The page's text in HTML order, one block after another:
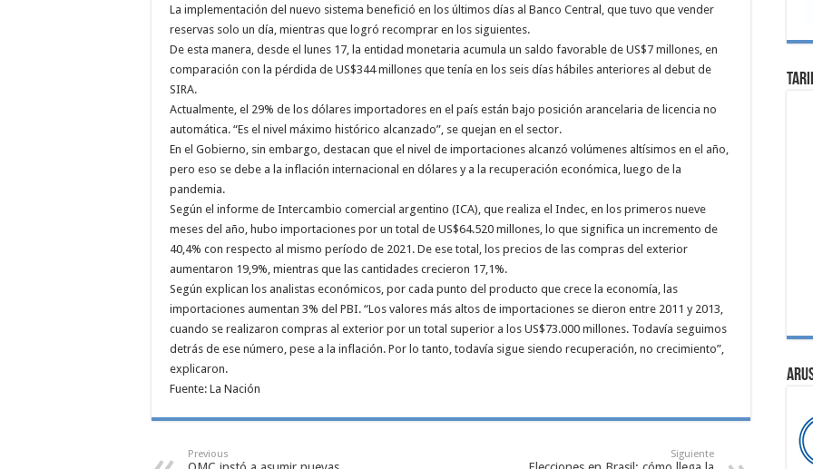
La implementación del nuevo sistema benefició en los últimos días al Banco Central, que tuvo que vender
reservas solo un día, mientras que logró recomprar en los siguientes.
De esta manera, desde el lunes 17, la entidad monetaria acumula un saldo favorable de US$7 millones, en
comparación con la pérdida de US$344 millones que tenía en los seis días hábiles anteriores al debut de
SIRA.
Actualmente, el 29% de los dólares importadores en el país están bajo posición arancelaria de licencia no
automática. “Es el nivel máximo histórico alcanzado”, se quejan en el sector.
En el Gobierno, sin embargo, destacan que el nivel de importaciones alcanzó volúmenes altísimos en el año,
pero eso se debe a la inflación internacional en dólares y a la recuperación económica, luego de la
pandemia.
Según el informe de Intercambio comercial argentino (ICA), que realiza el Indec, en los primeros nueve
meses del año, hubo importaciones por un total de US$64.520 millones, lo que significa un incremento de
40,4% con respecto al mismo período de 2021. De ese total, los precios de las compras del exterior
aumentaron 19,9%, mientras que las cantidades crecieron 17,1%.
Según explican los analistas económicos, por cada punto del producto que crece la economía, las
importaciones aumentan 3% del PBI. “Los valores más altos de importaciones se dieron entre 2011 y 2013,
cuando se realizaron compras al exterior por un total superior a los US$73.000 millones. Todavía seguimos
detrás de ese número, pese a la inflación. Por lo tanto, todavía sigue siendo recuperación, no crecimiento”,
explicaron.
Fuente: La Nación
Previous Siguiente